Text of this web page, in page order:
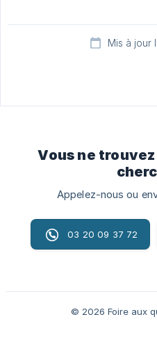
Mis à jour
Vous ne
Appelez-nous ou
03 20 09 37 72
© 2026 Foire aux